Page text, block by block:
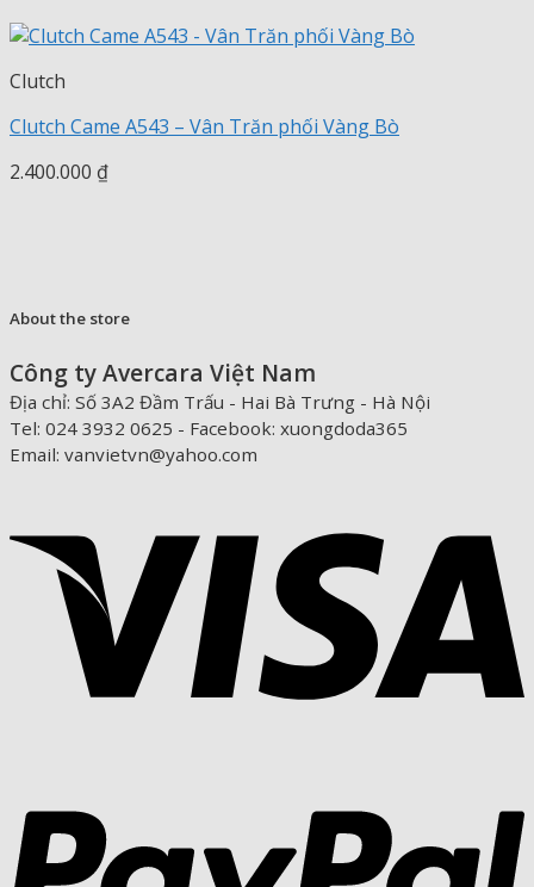
Clutch
Clutch Came A543 – Vân Trăn phối Vàng Bò
2.400.000 ₫
About the store
Công ty Avercara Việt Nam
Địa chỉ: Số 3A2 Đầm Trấu - Hai Bà Trưng - Hà Nội
Tel: 024 3932 0625 - Facebook: xuongdoda365
Email: vanvietvn@yahoo.com